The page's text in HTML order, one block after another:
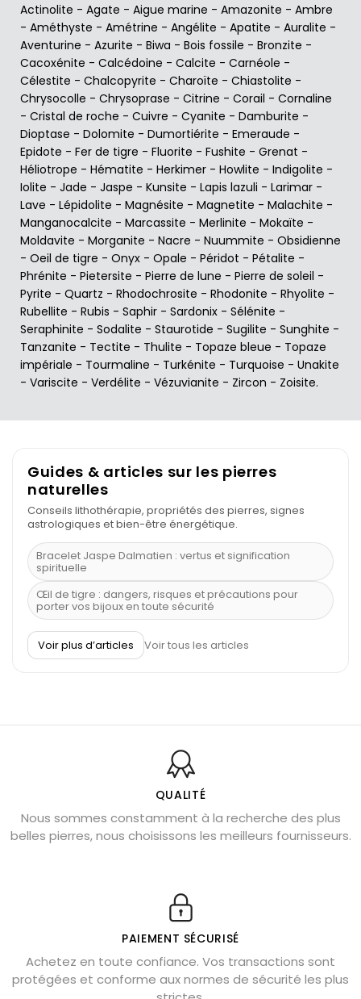
Actinolite - Agate - Aigue marine - Amazonite - Ambre
- Améthyste - Amétrine - Angélite - Apatite - Auralite -
Aventurine - Azurite - Biwa - Bois fossile - Bronzite -
Cacoxénite - Calcédoine - Calcite - Carnéole -
Célestite - Chalcopyrite - Charoïte - Chiastolite -
Chrysocolle - Chrysoprase - Citrine - Corail - Cornaline
- Cristal de roche - Cuivre - Cyanite - Damburite -
Dioptase - Dolomite - Dumortiérite - Emeraude -
Epidote - Fer de tigre - Fluorite - Fushite - Grenat -
Héliotrope - Hématite - Herkimer - Howlite - Indigolite -
Iolite - Jade - Jaspe - Kunsite - Lapis lazuli - Larimar -
Lave - Lépidolite - Magnésite - Magnetite - Malachite -
Manganocalcite - Marcassite - Merlinite - Mokaïte -
Moldavite - Morganite - Nacre - Nuummite - Obsidienne
- Oeil de tigre - Onyx - Opale - Péridot - Pétalite -
Phrénite - Pietersite - Pierre de lune - Pierre de soleil -
Pyrite - Quartz - Rhodochrosite - Rhodonite - Rhyolite -
Rubellite - Rubis - Saphir - Sardonix - Sélénite -
Seraphinite - Sodalite - Staurotide - Sugilite - Sunghite -
Tanzanite - Tectite - Thulite - Topaze bleue - Topaze
impériale - Tourmaline - Turkénite - Turquoise - Unakite
- Variscite - Verdélite - Vézuvianite - Zircon - Zoisite.
Guides & articles sur les pierres
naturelles
Conseils lithothérapie, propriétés des pierres, signes
astrologiques et bien-être énergétique.
Bracelet Jaspe Dalmatien : vertus et signification
spirituelle
Œil de tigre : dangers, risques et précautions pour
porter vos bijoux en toute sécurité
À quel poignet porter un bracelet de pierre
Découvrez le scorpion et ses pierres
Bienfaits de la sélénite – pierre des anges
L’améthyste est-elle faite pour moi ?
Chrysocolle : pierre apaisante
Obsidienne dorée : vertus et signification
Véritable citrine naturelle non chauffée
Où placer la citrine dans la maison
Cornaline : propriétés magiques
Voir plus d’articles Voir tous les articles
QUALITÉ
Nous sommes constamment à la recherche des plus
belles pierres, nous choisissons les meilleurs fournisseurs.
PAIEMENT SÉCURISÉ
Achetez en toute confiance. Vos transactions sont
protégées et conforme aux normes de sécurité les plus